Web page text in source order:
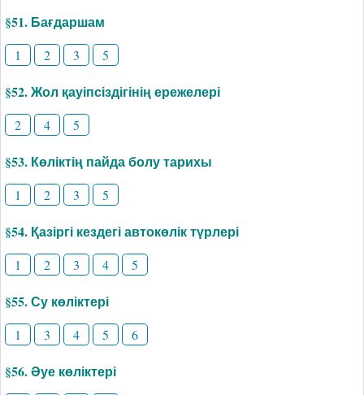
§51. Бағдаршам
1 2 3 5
§52. Жол қауіпсіздігінің ережелері
2 4 5
§53. Көліктің пайда болу тарихы
1 2 3 5
§54. Қазіргі кездегі автокөлік түрлері
1 2 3 4 5
§55. Су көліктері
1 3 4 5 6
§56. Әуе көліктері